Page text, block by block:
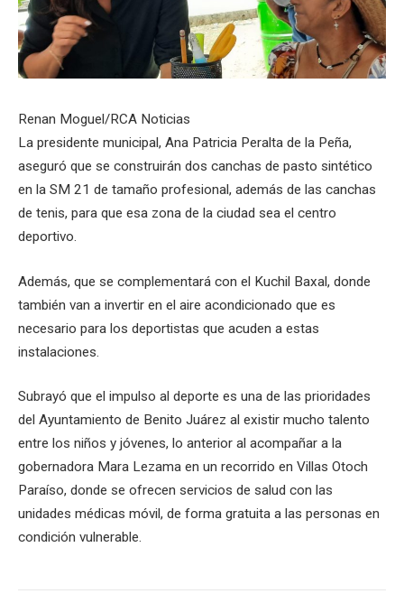
Renan Moguel/RCA Noticias
La presidente municipal, Ana Patricia Peralta de la Peña,
aseguró que se construirán dos canchas de pasto sintético
en la SM 21 de tamaño profesional, además de las canchas
de tenis, para que esa zona de la ciudad sea el centro
deportivo.
Además, que se complementará con el Kuchil Baxal, donde
también van a invertir en el aire acondicionado que es
necesario para los deportistas que acuden a estas
instalaciones.
Subrayó que el impulso al deporte es una de las prioridades
del Ayuntamiento de Benito Juárez al existir mucho talento
entre los niños y jóvenes, lo anterior al acompañar a la
gobernadora Mara Lezama en un recorrido en Villas Otoch
Paraíso, donde se ofrecen servicios de salud con las
unidades médicas móvil, de forma gratuita a las personas en
condición vulnerable.